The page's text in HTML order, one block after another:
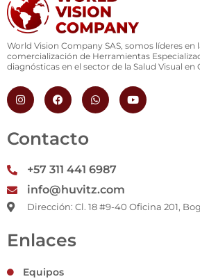
World Vision Company SAS, somos líderes en
comercialización de Herramientas
diagnósticas en el sector de la Salud Visual en
I
n
s
a
g
m
F
a
c
o
k
W
h
a
p
Y
o
u
Contacto
+57 311 441 6987
info@huvitz.com
Dirección: Cl. 18 #9-40 Oficina 201,
Enlaces
Equipos